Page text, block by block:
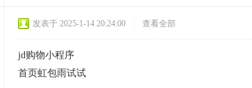
发表于 2025-1-14 20:24:00 查看全部
jd购物小程序
首页虹包雨试试